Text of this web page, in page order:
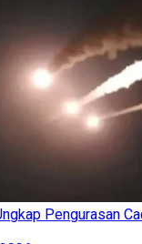
Pengurasan